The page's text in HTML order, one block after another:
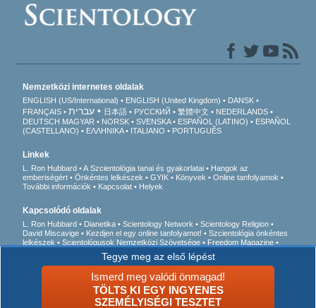
Tegye meg az első lépést
Ismerd meg valódi önmagad!
TÖLTS KI EGY INGYENES
SZEMÉLYISÉGI TESZTET
Nemzetközi internetes oldalak
ENGLISH (US/International) ENGLISH (United Kingdom)
DANSK
FRANÇAIS
עברית 日本語 РУССКИЙ 繁體中文
NEDERLANDS
DEUTSCH MAGYAR NORSK SVENSKA ESPAÑOL (LATINO)
ESPAÑOL
(CASTELLANO)
ΕΛΛΗΝΙΚA ITALIANO PORTUGUÊS
Linkek
L. Ron Hubbard A Szcientológia tanai és gyakorlatai
Hangok az
emberiségért
Önkéntes lelkészek GYIK Könyvek
Online tanfolyamok
További információk
Kapcsolat Helyek
Kapcsolódó oldalak
L. Ron Hubbard Dianetika Scientology Network
Scientology Religion
David Miscavige
Kezdjen el egy online tanfolyamot!
Szcientológia önkéntes
lelkészek
Scientológusok Nemzetközi Szövetsége
Freedom Magazine
Akik felszólalnak egy
Együtt az Emberi Jogokért
Fiatalok az Emberi Jogokért
Állampolgári Bizottság az Emberi Jogokért
© 2026 Church of Scientology International. Minden jog fenntartva.
Cookie-irányelvek•Használati feltételek •Jogi megjegyzés